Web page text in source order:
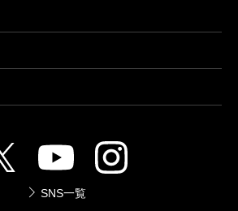
SNS一覧